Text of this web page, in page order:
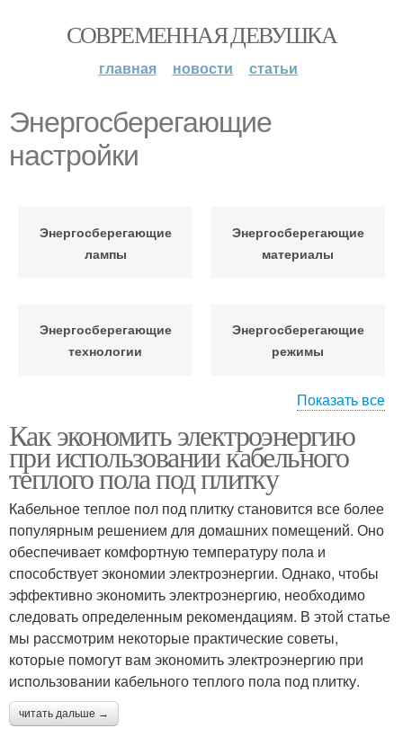
СОВРЕМЕННАЯ ДЕВУШКА
главная новости статьи
Энергосберегающие
настройки
Энергосберегающие
лампы
Энергосберегающие
материалы
Энергосберегающие
технологии
Энергосберегающие
режимы
рекомендации
Показать все
Как экономить электроэнергию
при использовании кабельного
теплого пола под плитку
Кабельное теплое пол под плитку становится все более
популярным решением для домашних помещений. Оно
обеспечивает комфортную температуру пола и
способствует экономии электроэнергии. Однако, чтобы
эффективно экономить электроэнергию, необходимо
следовать определенным рекомендациям. В этой статье
мы рассмотрим некоторые практические советы,
которые помогут вам экономить электроэнергию при
использовании кабельного теплого пола под плитку.
читать дальше →